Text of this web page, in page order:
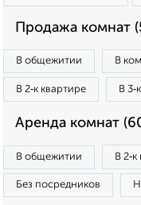
Продажа комнат
В общежитии В
В 2‑к квартире В
Аренда комнат
В общежитии В
Без посредников